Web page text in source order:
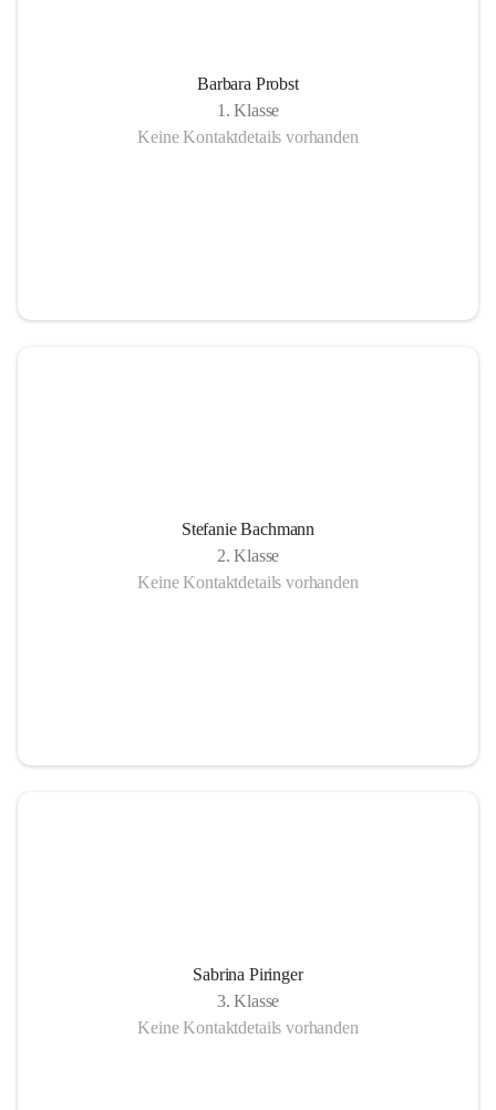
Barbara Probst
1. Klasse
Keine Kontaktdetails vorhanden
Stefanie Bachmann
2. Klasse
Keine Kontaktdetails vorhanden
Sabrina Piringer
3. Klasse
Keine Kontaktdetails vorhanden